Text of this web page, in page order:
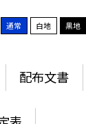
通常 白地 黒地
配布文書